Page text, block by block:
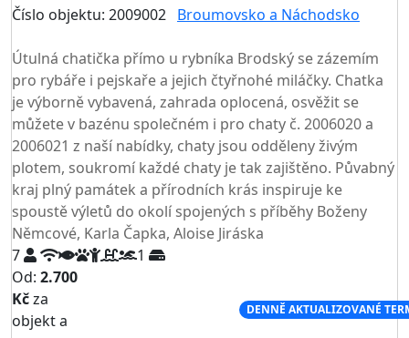
Číslo objektu: 2009002 Broumovsko a Náchodsko
Útulná chatička přímo u rybníka Brodský se zázemím
pro rybáře i pejskaře a jejich čtyřnohé miláčky. Chatka
je výborně vybavená, zahrada oplocená, osvěžit se
můžete v bazénu společném i pro chaty č. 2006020 a
2006021 z naší nabídky, chaty jsou odděleny živým
plotem, soukromí každé chaty je tak zajištěno. Půvabný
kraj plný památek a přírodních krás inspiruje ke
spoustě výletů do okolí spojených s příběhy Boženy
Němcové, Karla Čapka, Aloise Jiráska
7
1
Od: 2.700
Kčza
objekt a
DENNĚ AKTUALIZOVANÉ